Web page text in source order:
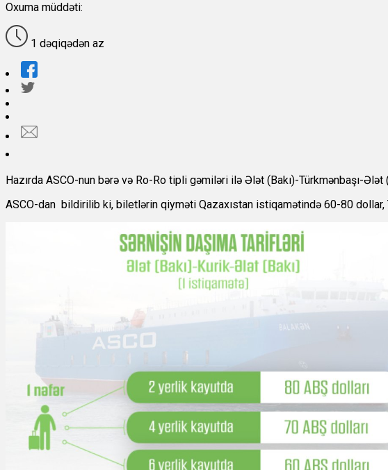
Oxuma müddəti:
1 dəqiqədən az
Hazırda ASCO-nun bərə və Ro-Ro tipli gəmiləri ilə Ələt (Bakı)-Türkmənbaşı-
ASCO-dan bildirilib ki, biletlərin qiyməti Qazaxıstan istiqamətində 60-80